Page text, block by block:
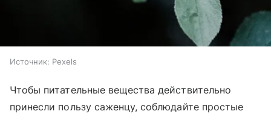
Источник: Pexels
Чтобы питательные вещества действительно
принесли пользу саженцу, соблюдайте простые